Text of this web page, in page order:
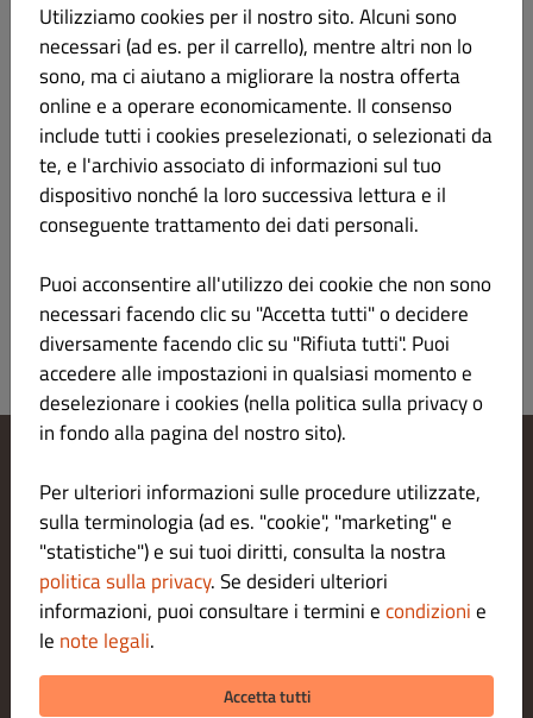
zuppa con mais e pezzetti di pollo e uova
Informazioni sul prodotto
44. ZUPPA DI GRANCHIO E
ASPARAGI 蟹肉芦笋汤
€ 5.00
zuppa con surimi, asparagi, uova ed erba cipollina
Modifica le impostazioni dei cookie
Contattaci
Informativa sulla privacy
Termini e condizioni
Legal notice
METODI DI PAGAMENTO PER LA CONSEGNA A DOMICILIO
METODI DI PAGAMENTO PER L' ASPORTO
Utilizziamo cookies per il nostro sito. Alcuni sono
necessari (ad es. per il carrello), mentre altri non lo
sono, ma ci aiutano a migliorare la nostra offerta
online e a operare economicamente. Il consenso
include tutti i cookies preselezionati, o selezionati da
te, e l'archivio associato di informazioni sul tuo
dispositivo nonché la loro successiva lettura e il
conseguente trattamento dei dati personali.
Puoi acconsentire all'utilizzo dei cookie che non sono
necessari facendo clic su "Accetta tutti" o decidere
diversamente facendo clic su "Rifiuta tutti". Puoi
accedere alle impostazioni in qualsiasi momento e
deselezionare i cookies (nella politica sulla privacy o
in fondo alla pagina del nostro sito).
Per ulteriori informazioni sulle procedure utilizzate,
sulla terminologia (ad es. "cookie", "marketing" e
"statistiche") e sui tuoi diritti, consulta la nostra
politica sulla privacy. Se desideri ulteriori
informazioni, puoi consultare i termini econdizionie
le note legali.
Accetta tutti